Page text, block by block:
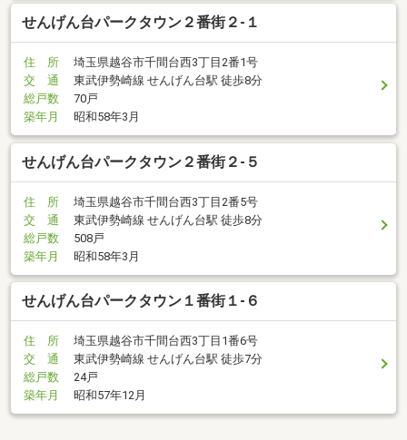
せんげん台パークタウン２番街２-１
住 所
埼玉県越谷市千間台西3丁目2番1号
交 通
東武伊勢崎線 せんげん台駅 徒歩8分
総戸数
70戸
築年月
昭和58年3月
せんげん台パークタウン２番街２-５
住 所
埼玉県越谷市千間台西3丁目2番5号
交 通
東武伊勢崎線 せんげん台駅 徒歩8分
総戸数
508戸
築年月
昭和58年3月
せんげん台パークタウン１番街１-６
住 所
埼玉県越谷市千間台西3丁目1番6号
交 通
東武伊勢崎線 せんげん台駅 徒歩7分
総戸数
24戸
築年月
昭和57年12月